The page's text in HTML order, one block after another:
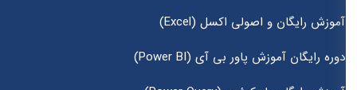
آموزش رایگان و اصولی اکسل (Excel)
دوره رایگان آموزش پاور بی آی (Power BI)